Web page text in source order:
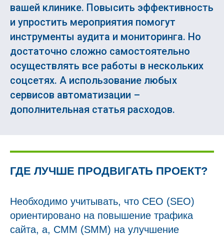
вашей клинике. Повысить эффективность
и упростить мероприятия помогут
инструменты аудита и мониторинга. Но
достаточно сложно самостоятельно
осуществлять все работы в нескольких
соцсетях. А использование любых
сервисов автоматизации –
дополнительная статья расходов.
ГДЕ ЛУЧШЕ ПРОДВИГАТЬ ПРОЕКТ?
Необходимо учитывать, что СЕО (SEO)
ориентировано на повышение трафика
сайта, а, СММ (SMM) на улучшение